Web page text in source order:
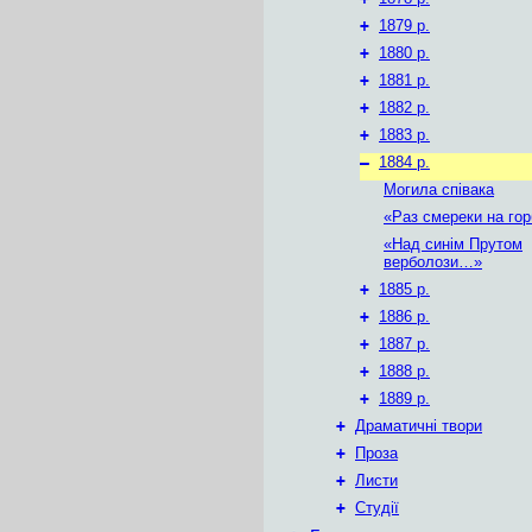
+ 1879 р.
+ 1880 р.
+ 1881 р.
+ 1882 р.
+ 1883 р.
– 1884 р.
Могила співака
«Раз смереки на
«Над синім Прутом
верболози…»
+ 1885 р.
+ 1886 р.
+ 1887 р.
+ 1888 р.
+ 1889 р.
+ Драматичні твори
+
Проза
+ Листи
+ Студії